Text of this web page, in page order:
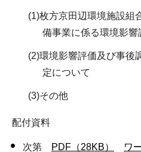
(1)枚方京田辺環境施設組
備事業に係る環境影
(2)環境影響評価及び事後
定について
(3)その他
配付資料
次第 PDF（28KB） ワ